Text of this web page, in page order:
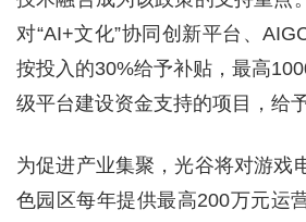
对“AI+文化”协同创新平台、
按投入的30%给予补贴，最高
级平台建设资金支持的项目，给
为促进产业集聚，光谷将对游戏
色园区每年提供最高200万元运